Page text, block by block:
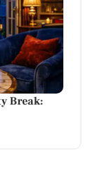
Break: